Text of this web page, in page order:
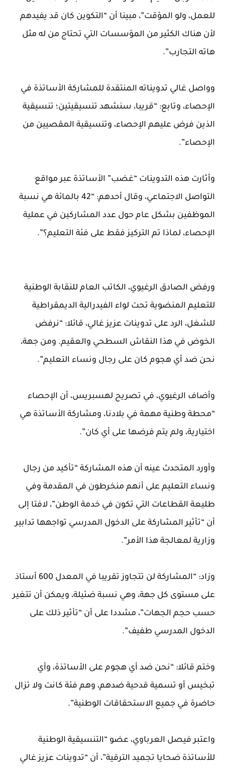
للعمل، ولو المؤقت”، مبينا أن “التكوين كان قد يفيدهم
لأن هناك الكثير من المؤسسات التي تحتاج من له مثل
هاته التجارب”.
وواصل غالي تدويناته المنتقدة للمشاركة الأساتذة في
الإحصاء، وتابع: “قريبا، سنشهد تنسيقيتين؛ تنسيقية
الذين فرض عليهم الإحصاء، وتنسيقية المقصيين من
الإحصاء”.
وأثارت هذه التدوينات “غضب” الأساتذة عبر مواقع
التواصل الاجتماعي، وقال أحدهم: “42 بالمائة هي نسبة
الموظفين بشكل عام حول عدد المشاركين في عملية
الإحصاء، لماذا تم التركيز فقط على فئة التعليم؟”.
ورفض الصادق الرغيوي، الكاتب العام للنقابة الوطنية
للتعليم المنضوية تحت لواء الفيدرالية الديمقراطية
للشغل، الرد على تدوينات عزيز غالي، قائلا: “نرفض
الخوض في هذا النقاش السطحي والعقيم. ومن جهة،
نحن ضد أي هجوم كان على رجال ونساء التعليم”.
وأضاف الرغيوي، في تصريح لهسبريس، أن الإحصاء
“محطة وطنية مهمة في بلادنا، ومشاركة الأساتذة هي
اختيارية، ولم يتم فرضها على أي كان”.
وأورد المتحدث عينه أن هذه المشاركة “تأكيد من رجال
ونساء التعليم على أنهم منخرطون في المقدمة وفي
طليعة القطاعات التي تكون في خدمة الوطن”، لافتا إلى
أن “تأثير المشاركة على الدخول المدرسي تواجهها تدابير
وزارية لمعالجة هذا الأمر”.
وزاد: “المشاركة لن تتجاوز تقريبا في المعدل 600 أستاذ
على مستوى كل جهة، وهي نسبة ضئيلة، ويمكن أن تتغير
حسب حجم الجهات”، مشددا على أن “تأثير ذلك على
الدخول المدرسي طفيف”.
وختم قائلا: “نحن ضد أي هجوم على الأساتذة، وأي
تبخيس أو تسمية قدحية ضدهم، وهم فئة كانت ولا تزال
حاضرة في جميع الاستحقاقات الوطنية”.
واعتبر فيصل العرباوي، عضو “التنسيقية الوطنية
للأساتذة ضحايا تجميد الترقية”، أن “تدوينات عزيز غالي